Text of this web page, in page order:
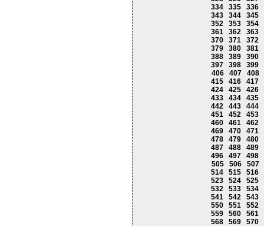
334
335
336
343
344
345
352
353
354
361
362
363
370
371
372
379
380
381
388
389
390
397
398
399
406
407
408
415
416
417
424
425
426
433
434
435
442
443
444
451
452
453
460
461
462
469
470
471
478
479
480
487
488
489
496
497
498
505
506
507
514
515
516
523
524
525
532
533
534
541
542
543
550
551
552
559
560
561
568
569
570